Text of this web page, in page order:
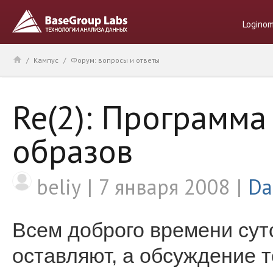
/ Кампус / Форум: вопросы и ответы
Re(2):
образов
beliy 7 января 2008
Всем доброго времени
оставляют, а обсуждение